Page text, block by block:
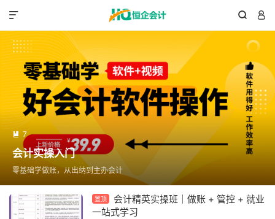
 

 7
会计实操入门
零基础学做账，从出纳到主办会计
置顶
会计精英实操班｜做账 + 管控 + 就业
一站式学习